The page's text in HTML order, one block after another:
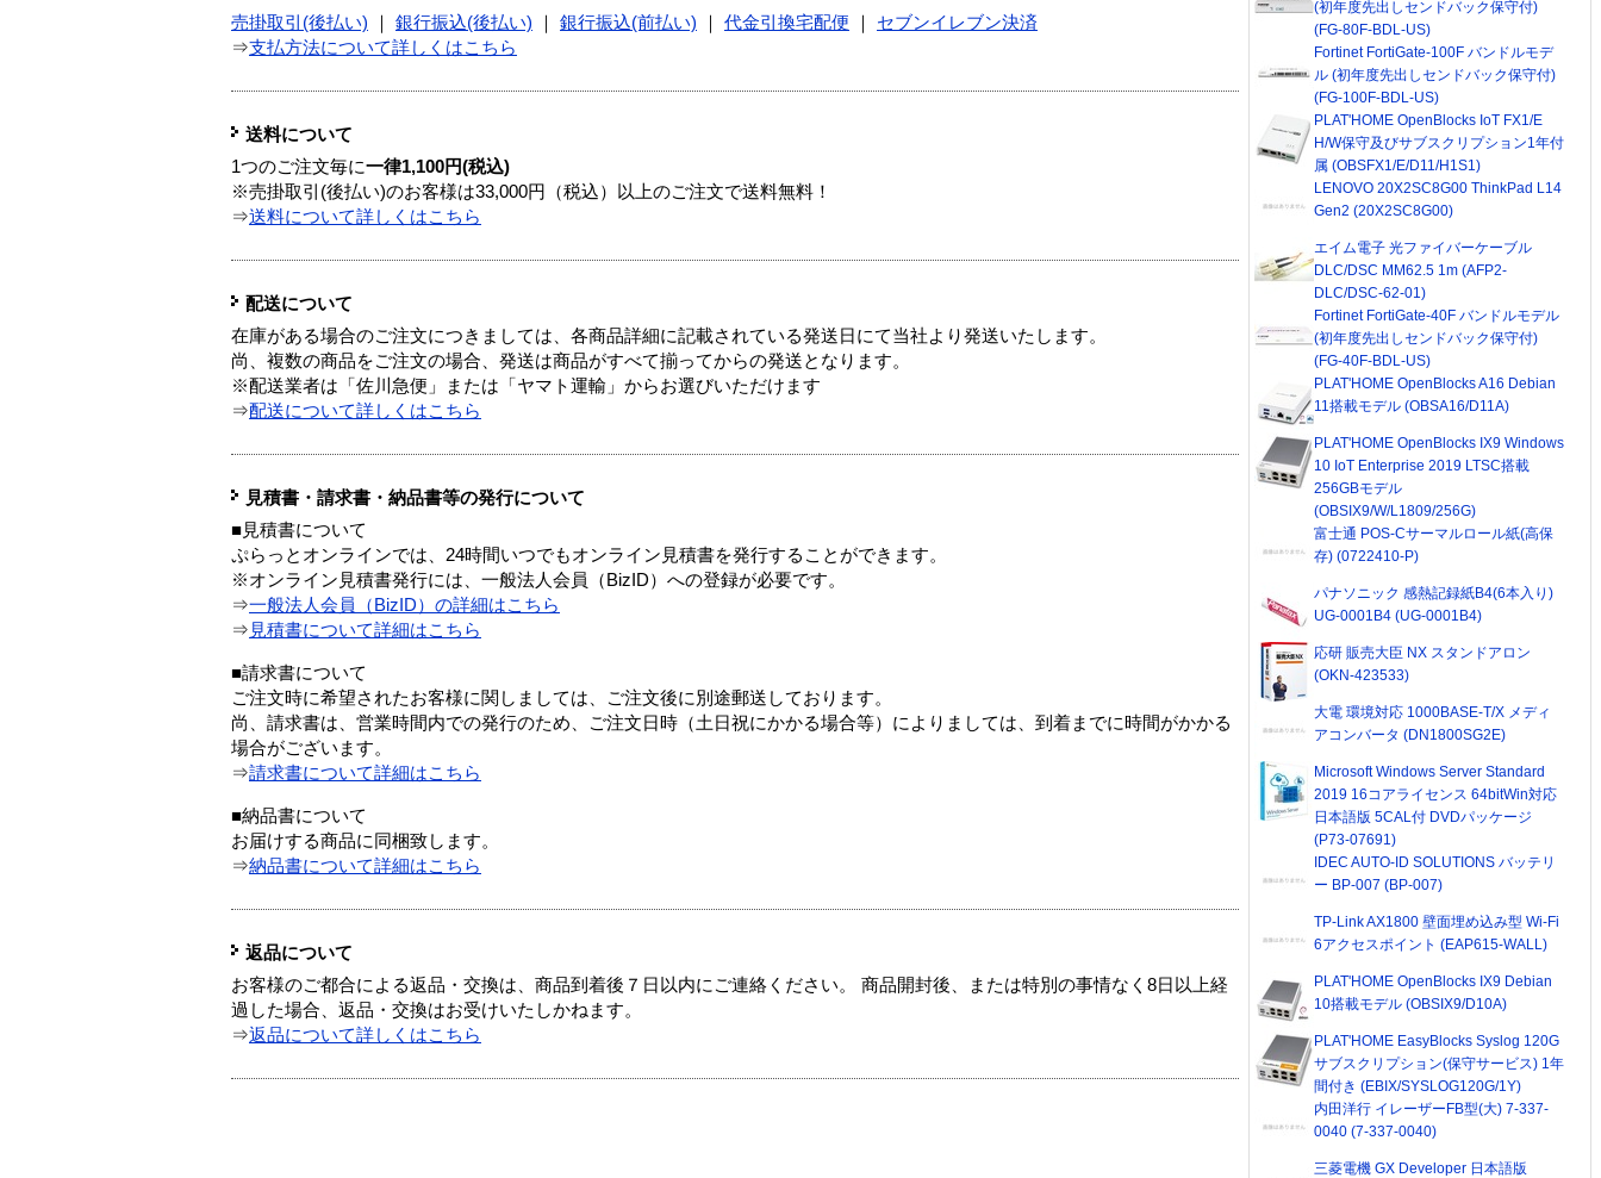
売掛取引(後払い) 銀行振込(後払い) 銀行振込(前払い) 代金引換宅配便
セブンイレブン決済
⇒支払方法について詳しくはこちら
送料について
1つのご注文毎に一律1,100円(税込)
※売掛取引(後払い)のお客様は33,000円（税込）以上のご注文で送料無料！
⇒送料について詳しくはこちら
配送について
在庫がある場合のご注文につきましては、各商品詳細に記載されている発送日にて当社より発送いたします。
尚、複数の商品をご注文の場合、発送は商品がすべて揃ってからの発送となります。
※配送業者は「佐川急便」または「ヤマト運輸」からお選びいただけます
⇒配送について詳しくはこちら
見積書・請求書・納品書等の発行について
■見積書について
ぷらっとオンラインでは、24時間いつでもオンライン見積書を発行することができます。
※オンライン見積書発行には、一般法人会員（BizID）への登録が必要です。
⇒一般法人会員（BizID）の詳細はこちら
⇒ 見積書について詳細はこちら
■請求書について
ご注文時に希望されたお客様に関しましては、ご注文後に別途郵送しております。
尚、請求書は、営業時間内での発行のため、ご注文日時（土日祝にかかる場合等）によりましては、到着までに時間がかかる
場合がございます。
⇒請求書について詳細はこちら
■納品書について
お届けする商品に同梱致します。
⇒納品書について詳細はこちら
返品について
お客様のご都合による返品・交換は、商品到着後７日以内にご連絡ください。 商品開封後、または特別の事情なく8日以上経
過した場合、返品・交換はお受けいたしかねます。
⇒返品について詳しくはこちら
(初年度先出しセンドバック保守付)
(FG-80F-BDL-US)
Fortinet FortiGate-100F バンドルモデ
ル (初年度先出しセンドバック保守付)
(FG-100F-BDL-US)
PLAT'HOME OpenBlocks IoT FX1/E
H/W保守及びサブスクリプション1年付
属 (OBSFX1/E/D11/H1S1)
LENOVO 20X2SC8G00 ThinkPad L14
Gen2 (20X2SC8G00)
エイム電子 光ファイバーケーブル
DLC/DSC MM62.5 1m (AFP2-
DLC/DSC-62-01)
Fortinet FortiGate-40F バンドルモデル
(初年度先出しセンドバック保守付)
(FG-40F-BDL-US)
PLAT'HOME OpenBlocks A16 Debian
11搭載モデル (OBSA16/D11A)
PLAT'HOME OpenBlocks IX9 Windows
10 IoT Enterprise 2019 LTSC搭載
256GBモデル
(OBSIX9/W/L1809/256G)
富士通 POS-Cサーマルロール紙(高保
存) (0722410-P)
パナソニック 感熱記録紙B4(6本入り)
UG-0001B4 (UG-0001B4)
応研 販売大臣 NX スタンドアロン
(OKN-423533)
大電 環境対応 1000BASE-T/X メディ
アコンバータ (DN1800SG2E)
Microsoft Windows Server Standard
2019 16コアライセンス 64bitWin対応
日本語版 5CAL付 DVDパッケージ
(P73-07691)
IDEC AUTO-ID SOLUTIONS バッテリ
ー BP-007 (BP-007)
TP-Link AX1800 壁面埋め込み型 Wi-Fi
6アクセスポイント (EAP615-WALL)
PLAT'HOME OpenBlocks IX9 Debian
10搭載モデル (OBSIX9/D10A)
PLAT'HOME EasyBlocks Syslog 120G
サブスクリプション(保守サービス) 1年
間付き (EBIX/SYSLOG120G/1Y)
内田洋行 イレーザーFB型(大) 7-337-
0040 (7-337-0040)
三菱電機 GX Developer 日本語版